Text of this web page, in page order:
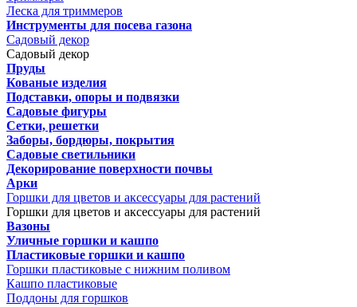
Леска для триммеров
Инструменты для посева газона
Садовый декор
Садовый декор
Пруды
Кованые изделия
Подставки, опоры и подвязки
Садовые фигуры
Сетки, решетки
Заборы, бордюры, покрытия
Садовые светильники
Декорирование поверхности почвы
Арки
Горшки для цветов и аксессуары для растений
Горшки для цветов и аксессуары для растений
Вазоны
Уличные горшки и кашпо
Пластиковые горшки и кашпо
Горшки пластиковые с нижним поливом
Кашпо пластиковые
Поддоны для горшков